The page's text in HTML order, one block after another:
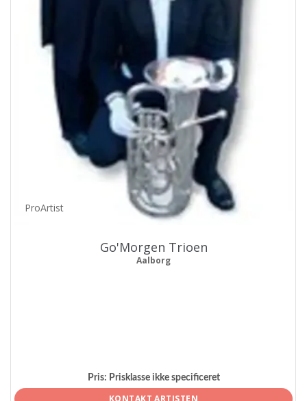
ProArtist
Go'Morgen Trioen
Aalborg
Pris: Prisklasse ikke specificeret